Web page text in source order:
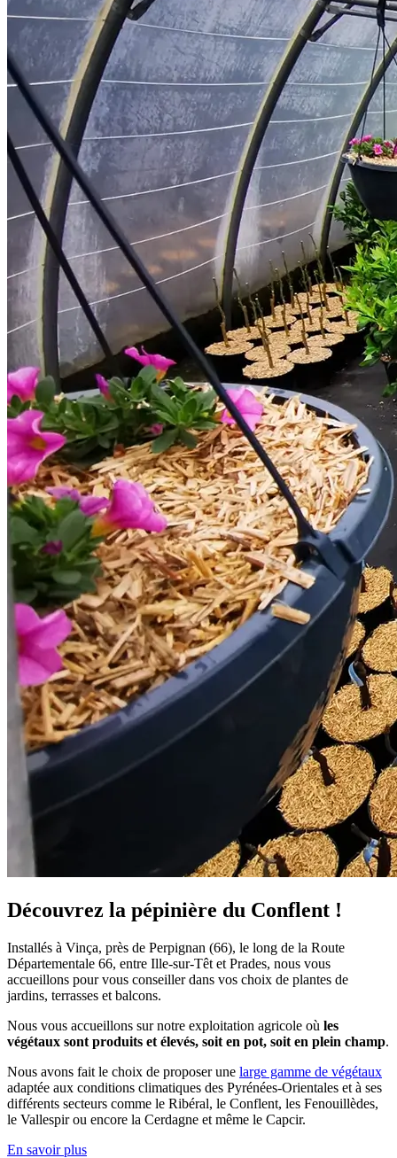
Découvrez la pépinière du Conflent !
Installés à Vinça, près de Perpignan (66), le long de la Route
Départementale 66, entre Ille-sur-Têt et Prades, nous vous
accueillons pour vous conseiller dans vos choix de plantes de
jardins, terrasses et balcons.
Nous vous accueillons sur notre exploitation agricole où les
végétaux sont produits et élevés, soit en pot, soit en plein champ.
Nous avons fait le choix de proposer une large gamme de végétaux
adaptée aux conditions climatiques des Pyrénées-Orientales et à ses
différents secteurs comme le Ribéral, le Conflent, les Fenouillèdes,
le Vallespir ou encore la Cerdagne et même le Capcir.
En savoir plus